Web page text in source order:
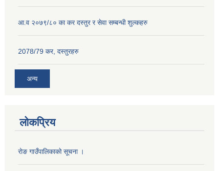
आ.व २०७९/८० का कर दस्तुर र सेवा सम्बन्धी शुल्कहरु
2078/79 कर, दस्तुरहरु
अन्य
लोकप्रिय
राेङ गाउँपालिकाको सूचना ।